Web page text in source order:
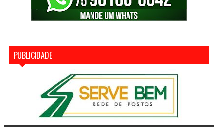
PUBLICIDADE